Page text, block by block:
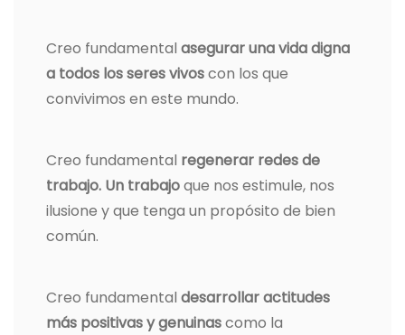
Creo fundamental asegurar una vida digna
a todos los seres vivoscon los que
convivimos en este mundo.
Creo fundamental regenerar redes de
trabajo. Un trabajoque nos estimule, nos
ilusione y que tenga un propósito de bien
común.
Creo fundamental desarrollar actitudes
más positivas y genuinascomo la